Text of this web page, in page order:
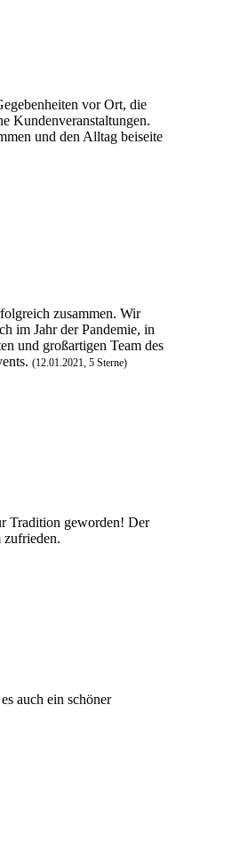
vor Ort, die
Kundenveranstaltungen.
und den Alltag beiseite
zusammen. Wir
im Jahr der Pandemie, in
und großartigen Team des
(12.01.2021, 5 Sterne)
Tradition geworden! Der
auch ein schöner